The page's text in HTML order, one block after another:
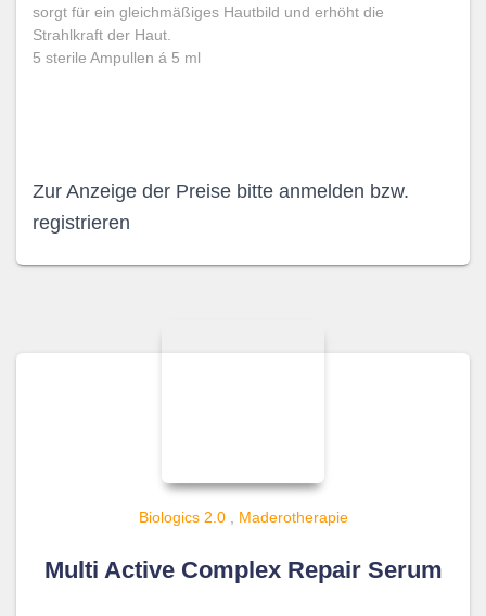
sorgt für ein gleichmäßiges Hautbild und erhöht die
Strahlkraft der Haut.
5 sterile Ampullen á 5 ml
Zur Anzeige der Preise bitte anmelden bzw.
registrieren
Biologics 2.0, Maderotherapie
Multi Active Complex Repair Serum